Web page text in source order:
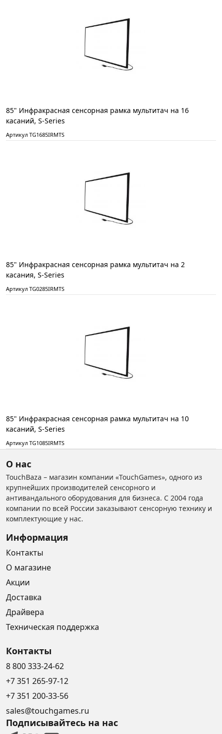
85" Инфракрасная сенсорная рамка мультитач на 16
касаний, S-Series
Артикул TG1685IRMTS
85" Инфракрасная сенсорная рамка мультитач на 2
касания, S-Series
Артикул TG0285IRMTS
85" Инфракрасная сенсорная рамка мультитач на 10
касаний, S-Series
Артикул TG1085IRMTS
О нас
TouchBaza – магазин компании «TouchGames», одного из
крупнейших производителей сенсорного и
антивандального оборудования для бизнеса. С 2004 года
компании по всей России заказывают сенсорную технику и
комплектующие у нас.
Информация
Контакты
О магазине
Акции
Доставка
Драйвера
Техническая поддержка
Контакты
8 800 333-24-62
+7 351 265-97-12
+7 351 200-33-56
sales@touchgames.ru
Подписывайтесь на нас